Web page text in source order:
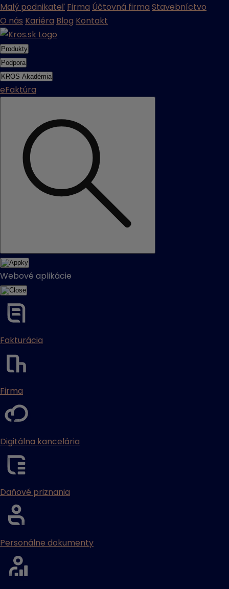
Malý podnikateľ Firma Účtovná firma Stavebníctvo
O nás Kariéra Blog Kontakt
Produkty
Podpora
KROS Akadémia
eFaktúra
Webové aplikácie
Fakturácia
Firma
Digitálna kancelária
Daňové priznania
Personálne dokumenty